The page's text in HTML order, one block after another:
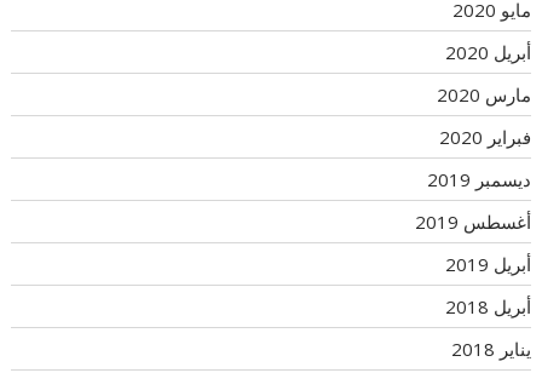
مايو 2020
أبريل 2020
مارس 2020
فبراير 2020
ديسمبر 2019
أغسطس 2019
أبريل 2019
أبريل 2018
يناير 2018